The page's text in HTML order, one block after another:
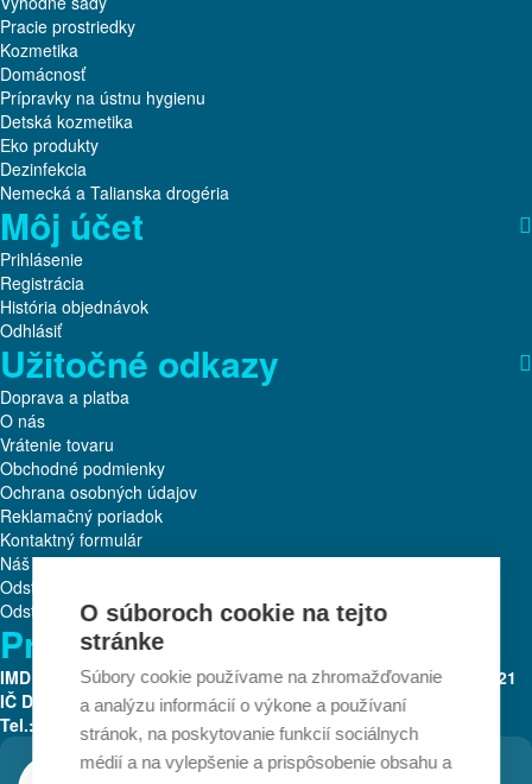
O súboroch cookie na tejto
stránke
Súbory cookie používame na zhromažďovanie
a analýzu informácií o výkone a používaní
stránok, na poskytovanie funkcií sociálnych
médií a na vylepšenie a prispôsobenie obsahu a
Pracie prostriedky
Kozmetika
Domácnosť
Prípravky na ústnu hygienu
Detská kozmetika
Eko produkty
Dezinfekcia
Nemecká a Talianska drogéria
Môj účet
Prihlásenie
Registrácia
História objednávok
Odhlásiť
Užitočné odkazy
Doprava a platba
O nás
Vrátenie tovaru
Obchodné podmienky
Ochrana osobných údajov
Reklamačný poriadok
Kontaktný formulár
Náš tím
Odstúpenie od zmluvy
Odstúpiť od zmluvy tu
Prevádzkovateľ:
IMD Brand s.r.o.Turbínová 13Bratislava 3, 831 04IČO: 51 468 221
IČ DPH: SK2120716081Mobil: +421 917 256 502
Tel.:
+421 35/202 33 33 E-mail: eshop@drogeriadomov.sk
+421 35/202 33 33